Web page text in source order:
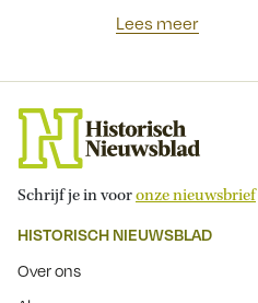
Lees meer
Schrijf je in vooronze nieuwsbrief
HISTORISCH NIEUWSBLAD
Over ons